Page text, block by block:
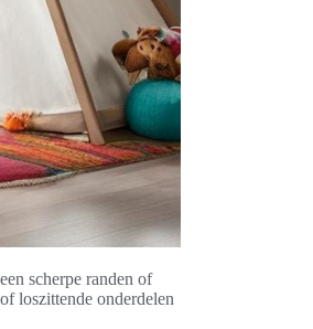
scherpe randen of
loszittende onderdelen